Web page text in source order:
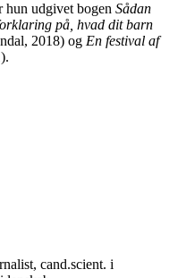
hun udgivet bogen Sådan
på, hvad dit barn
2018) og En festival af
cand.scient. i